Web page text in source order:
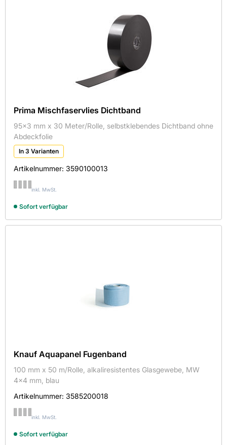
Prima Mischfaservlies Dichtband
95x3 mm x 30 Meter/Rolle, selbstklebendes Dichtband ohne
Abdeckfolie
In 3 Varianten
Artikelnummer: 3590100013
inkl. MwSt.
Sofort verfügbar
Knauf Aquapanel Fugenband
100 mm x 50 m/Rolle, alkaliresistentes Glasgewebe, MW
4x4 mm, blau
Artikelnummer: 3585200018
inkl. MwSt.
Sofort verfügbar